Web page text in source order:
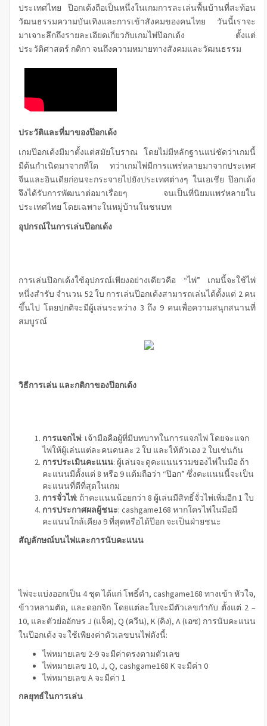
ประเทศไทย ป๊อกเด้งถือเป็นหนึ่งในเกมการละเล่นพื้นบ้านที่สะท้อน
วัฒนธรรมความบันเทิงและการเข้าสังคมของคนไทย วันนี้เราจะ
มาเจาะลึกถึงรายละเอียดเกี่ยวกับเกมไพ่ป๊อกเด้ง ตั้งแต่
ประวัติศาสตร์ กติกา จนถึงความหมายทางสังคมและวัฒนธรรม
ประวัติและที่มาของป๊อกเด้ง
เกมป๊อกเด้งมีมาตั้งแต่สมัยโบราณ โดยไม่มีหลักฐานแน่ชัดว่าเกมนี้
มีต้นกำเนิดมาจากที่ใด ทว่าเกมไพ่มีการแพร่หลายมาจากประเทศ
จีนและอินเดียก่อนจะกระจายไปยังประเทศต่างๆ ในเอเชีย ป๊อกเด้ง
จึงได้รับการพัฒนาต่อมาเรื่อยๆ จนเป็นที่นิยมแพร่หลายใน
ประเทศไทย โดยเฉพาะในหมู่บ้านในชนบท
อุปกรณ์ในการเล่นป๊อกเด้ง
การเล่นป๊อกเด้งใช้อุปกรณ์เพียงอย่างเดียวคือ “ไพ่” เกมนี้จะใช้ไพ่
หนึ่งสำรับ จำนวน 52 ใบ การเล่นป๊อกเด้งสามารถเล่นได้ตั้งแต่ 2 คน
ขึ้นไป โดยปกติจะมีผู้เล่นระหว่าง 3 ถึง 9 คนเพื่อความสนุกสนานที่
สมบูรณ์
วิธีการเล่น และกติกาของป๊อกเด้ง
การแจกไพ่: เจ้ามือคือผู้ที่มีบทบาทในการแจกไพ่ โดยจะแจก
ไพ่ให้ผู้เล่นแต่ละคนคนละ 2 ใบ และให้ตัวเอง 2 ใบเช่นกัน
การประเมินคะแนน: ผู้เล่นจะดูคะแนนรวมของไพ่ในมือ ถ้า
คะแนนมีตั้งแต่ 8 หรือ 9 แต้มถือว่า “ป๊อก” ซึ่งคะแนนนี้จะเป็น
คะแนนที่ดีที่สุดในเกม
การจั่วไพ่: ถ้าคะแนนน้อยกว่า 8 ผู้เล่นมีสิทธิ์จั่วไพ่เพิ่มอีก 1 ใบ
การประกาศผลผู้ชนะ: cashgame168 หากใครไพ่ในมือมี
คะแนนใกล้เคียง 9 ที่สุดหรือได้ป๊อก จะเป็นฝ่ายชนะ
สัญลักษณ์บนไพ่และการนับคะแนน
ไพ่จะแบ่งออกเป็น 4 ชุด ได้แก่ โพธิ์ดำ,cashgame168 ทางเข้า หัวใจ,
ข้าวหลามตัด, และดอกจิก โดยแต่ละใบจะมีตัวเลขกำกับ ตั้งแต่ 2 –
10, และตัวย่ออักษร J (แจ็ค), Q (ควีน), K (คิง), A (เอซ) การนับคะแนน
ในป๊อกเด้ง จะใช้เพียงค่าตัวเลขบนไพ่ดังนี้:
ไพ่หมายเลข 2-9 จะมีค่าตรงตามตัวเลข
ไพ่หมายเลข 10, J, Q, cashgame168 K จะมีค่า 0
ไพ่หมายเลข A จะมีค่า 1
กลยุทธ์ในการเล่น